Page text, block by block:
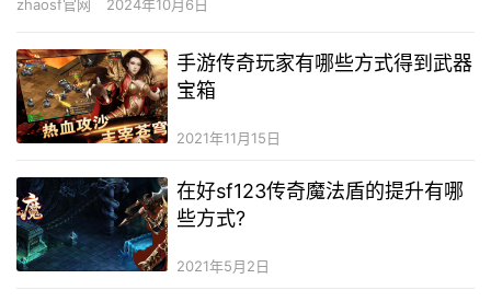
zhaosf官网 2024年10月6日
手游传奇玩家有哪些方式得到武器
宝箱
2021年11月15日
在好sf123传奇魔法盾的提升有哪
些方式?
2021年5月2日